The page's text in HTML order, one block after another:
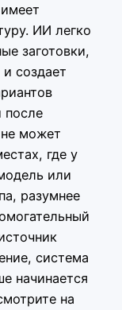
ИИ легко
заготовки,
создает
после
может
где у
или
разумнее
система
начинается
на